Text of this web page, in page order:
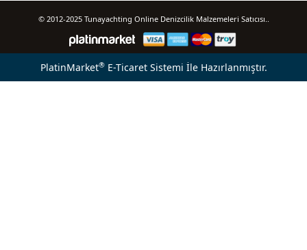
© 2012-2025 Tunayachting Online Denizcilik Malzemeleri Satıcısı..
PlatinMarket®E-Ticaret Sistemi İle Hazırlanmıştır.